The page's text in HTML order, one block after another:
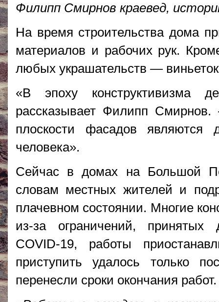
Филипп Смирнов краевед,
На время строительства дома
материалов и рабочих рук.
любых украшательств —
«В эпоху конструктивизма
рассказывает Филипп
плоскости фасадов являются
человека».
Сейчас в домах на Большой
словам местных жителей и
плачевном состоянии. Многие
из-за ограничений, принятых
COVID-19, работы
приступить удалось только
перенесли сроки окончания работ.